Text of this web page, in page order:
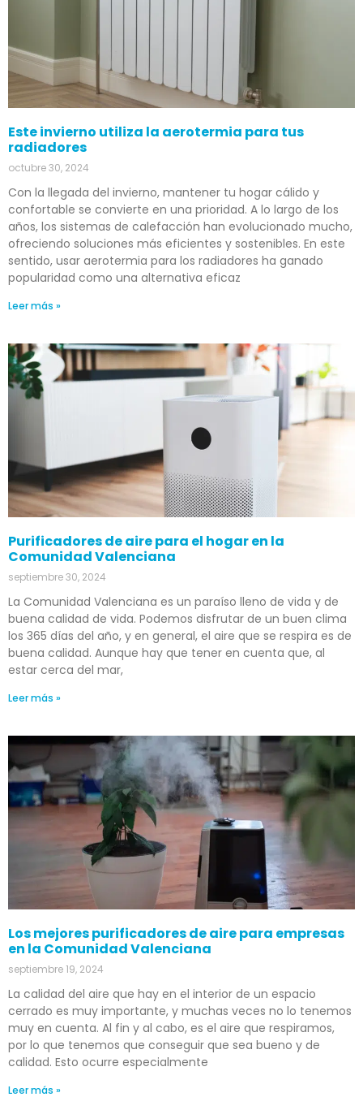
Este invierno utiliza la aerotermia para tus
radiadores
octubre 30, 2024
Con la llegada del invierno, mantener tu hogar cálido y
confortable se convierte en una prioridad. A lo largo de los
años, los sistemas de calefacción han evolucionado mucho,
ofreciendo soluciones más eficientes y sostenibles. En este
sentido, usar aerotermia para los radiadores ha ganado
popularidad como una alternativa eficaz
Leer más »
Purificadores de aire para el hogar en la
Comunidad Valenciana
septiembre 30, 2024
La Comunidad Valenciana es un paraíso lleno de vida y de
buena calidad de vida. Podemos disfrutar de un buen clima
los 365 días del año, y en general, el aire que se respira es de
buena calidad. Aunque hay que tener en cuenta que, al
estar cerca del mar,
Leer más »
Los mejores purificadores de aire para empresas
en la Comunidad Valenciana
septiembre 19, 2024
La calidad del aire que hay en el interior de un espacio
cerrado es muy importante, y muchas veces no lo tenemos
muy en cuenta. Al fin y al cabo, es el aire que respiramos,
por lo que tenemos que conseguir que sea bueno y de
calidad. Esto ocurre especialmente
Leer más »